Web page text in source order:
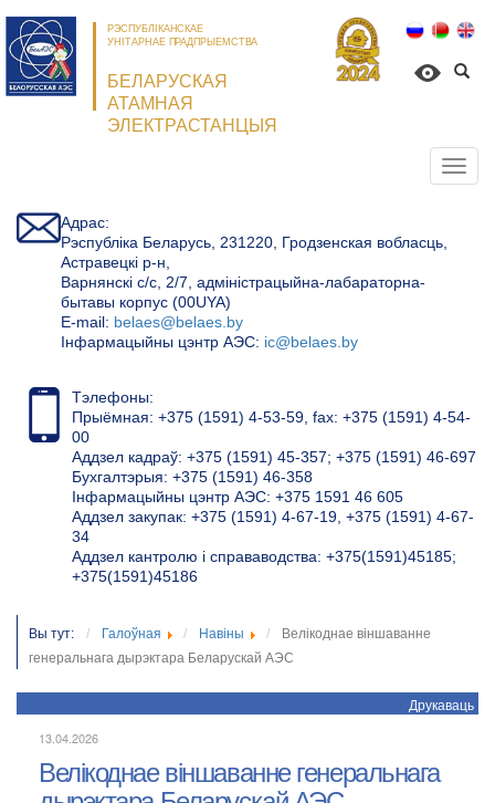
РЭСПУБЛІКАНСКАЕ
УНІТАРНАЕ ПРАДПРЫЕМСТВА
БЕЛАРУСКАЯ
АТАМНАЯ
ЭЛЕКТРАСТАНЦЫЯ
Адрас:
Рэспубліка Беларусь, 231220, Гродзенская вобласць,
Астравецкі р-н,
Варнянскі с/с, 2/7, адміністрацыйна-лабараторна-
бытавы корпус (00UYA)
Е-mail: belaes@belaes.by
Інфармацыйны цэнтр АЭС: ic@belaes.by
Тэлефоны:
Прыёмная: +375 (1591) 4-53-59, fax: +375 (1591) 4-54-
00
Аддзел кадраў: +375 (1591) 45-357; +375 (1591) 46-697
Бухгалтэрыя: +375 (1591) 46-358
Інфармацыйны цэнтр АЭС: +375 1591 46 605
Аддзел закупак: +375 (1591) 4-67-19, +375 (1591) 4-67-
34
Аддзел кантролю і справаводства: +375(1591)45185;
+375(1591)45186
Вы тут: Галоўная Навіны
Велікоднае віншаванне
генеральнага дырэктара Беларускай АЭС
Друкаваць
13.04.2026
Велікоднае віншаванне генеральнага